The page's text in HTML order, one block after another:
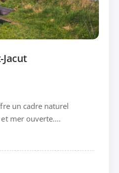
un cadre naturel
mer ouverte....